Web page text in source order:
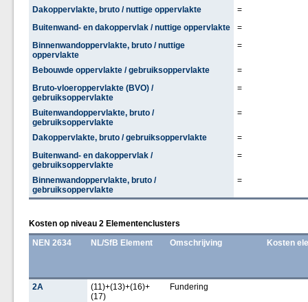
Dakoppervlakte, bruto / nuttige oppervlakte
=
Buitenwand- en dakoppervlak / nuttige oppervlakte
=
Binnenwandoppervlakte, bruto / nuttige
oppervlakte
=
Bebouwde oppervlakte / gebruiksoppervlakte
=
Bruto-vloeroppervlakte (BVO) /
gebruiksoppervlakte
=
Buitenwandoppervlakte, bruto /
gebruiksoppervlakte
=
Dakoppervlakte, bruto / gebruiksoppervlakte
=
Buitenwand- en dakoppervlak /
gebruiksoppervlakte
=
Binnenwandoppervlakte, bruto /
gebruiksoppervlakte
=
Kosten op niveau 2 Elementenclusters
NEN 2634
NL/SfB Element Omschrijving Kosten
2A
(11)+(13)+(16)+
(17)
Fundering